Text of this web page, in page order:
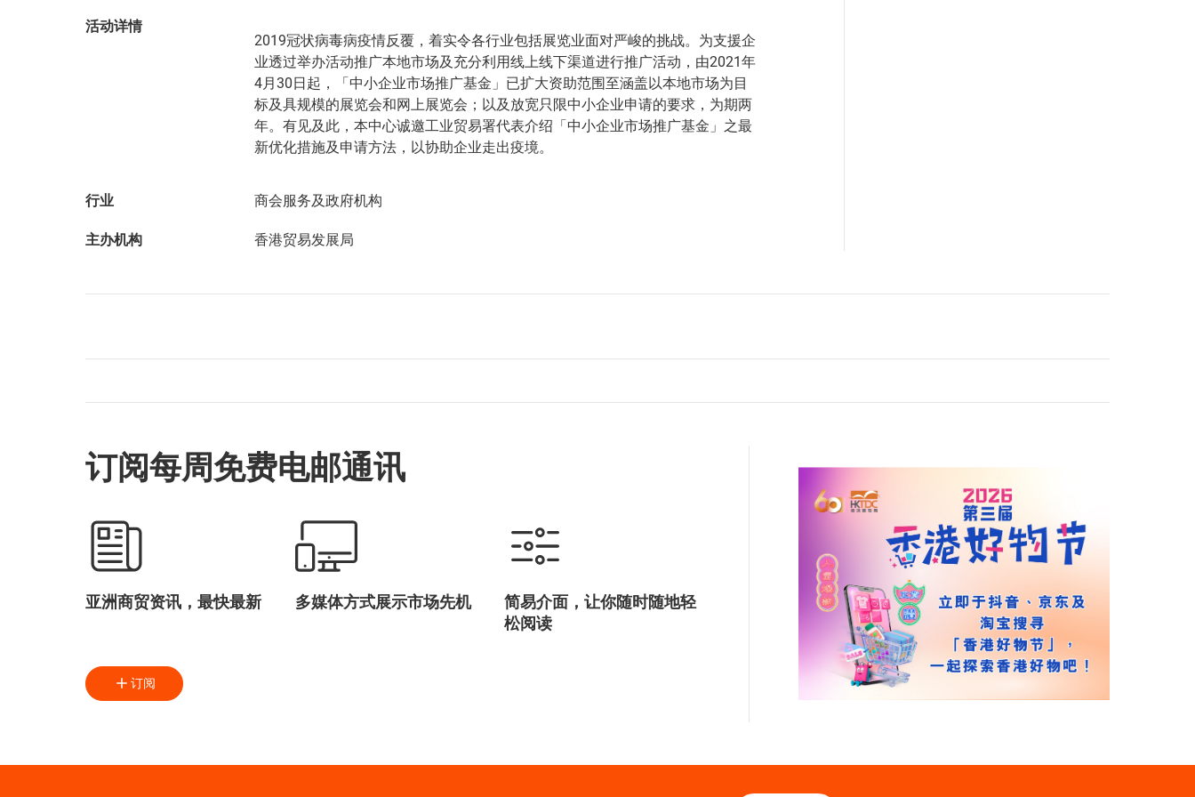
活动详情
2019冠状病毒病疫情反覆，着实令各行业包括展览业面对严峻的挑战。为支援企
业透过举办活动推广本地市场及充分利用线上线下渠道进行推广活动，由2021年
4月30日起，「中小企业市场推广基金」已扩大资助范围至涵盖以本地市场为目
标及具规模的展览会和网上展览会；以及放宽只限中小企业申请的要求，为期两
年。有见及此，本中心诚邀工业贸易署代表介绍「中小企业市场推广基金」之最
新优化措施及申请方法，以协助企业走出疫境。
行业 商会服务及政府机构
主办机构 香港贸易发展局
订阅每周免费电邮通讯
亚洲商贸资讯，最快最新 多媒体方式展示市场先机
简易介面，让你随时随地轻
松阅读
订阅